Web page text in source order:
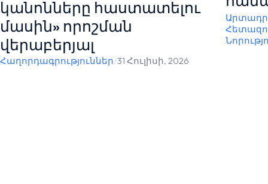
կանոնները հաստատելու
մասին» որոշման
վերաբերյալ
Հաղորդագրություններ/31 Հուլիսի, 2026